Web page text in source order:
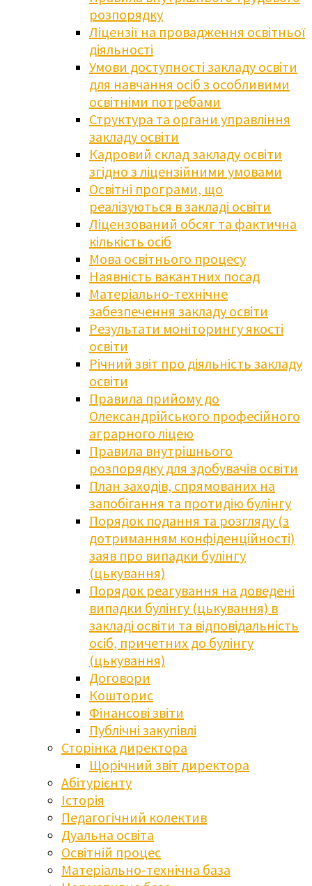
розпорядку
Ліцензії на провадження освітньої
діяльності
Умови доступності закладу освіти
для навчання осіб з особливими
освітніми потребами
Структура та органи управління
закладу освіти
Кадровий склад закладу освіти
згідно з ліцензійними умовами
Освітні програми, що
реалізуються в закладі освіти
Ліцензований обсяг та фактична
кількість осіб
Мова освітнього процесу
Наявність вакантних посад
Матеріально-технічне
забезпечення закладу освіти
Результати моніторингу якості
освіти
Річний звіт про діяльність закладу
освіти
Правила прийому до
Олександрійського професійного
аграрного ліцею
Правила внутрішнього
розпорядку для здобувачів освіти
План заходів, спрямованих на
запобігання та протидію булінгу
Порядок подання та розгляду (з
дотриманням конфіденційності)
заяв про випадки булінгу
(цькування)
Порядок реагування на доведені
випадки булінгу (цькування) в
закладі освіти та відповідальність
осіб, причетних до булінгу
(цькування)
Договори
Кошторис
Фінансові звіти
Публічні закупівлі
Сторінка директора
Щорічний звіт директора
Абітурієнту
Історія
Педагогічний колектив
Дуальна освіта
Освітній процес
Матеріально-технічна база